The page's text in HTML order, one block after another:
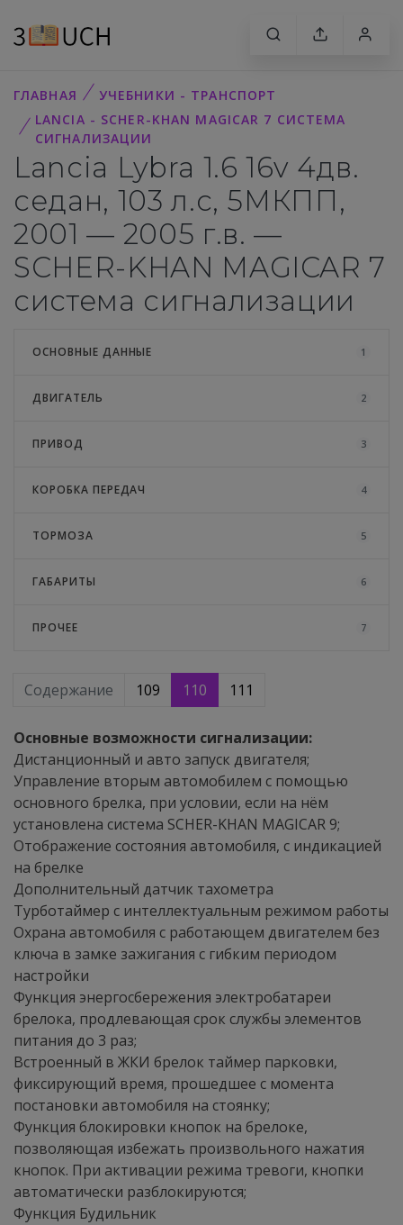
ГЛАВНАЯ
УЧЕБНИКИ - ТРАНСПОРТ
LANCIA - SCHER-KHAN MAGICAR 7 СИСТЕМА
СИГНАЛИЗАЦИИ
Lancia Lybra 1.6 16v 4дв.
седан, 103 л.с, 5МКПП,
2001 — 2005 г.в. —
SCHER-KHAN MAGICAR 7
система сигнализации
ОСНОВНЫЕ ДАННЫЕ 1
ДВИГАТЕЛЬ 2
ПРИВОД 3
КОРОБКА ПЕРЕДАЧ 4
ТОРМОЗА 5
ГАБАРИТЫ 6
ПРОЧЕЕ 7
Содержание 109 110 111
Основные возможности сигнализации:
Дистанционный и авто запуск двигателя;
Управление вторым автомобилем с помощью
основного брелка, при условии, если на нём
установлена система SCHER-KHAN MAGICAR 9;
Отображение состояния автомобиля, с индикацией
на брелке
Дополнительный датчик тахометра
Турботаймер с интеллектуальным режимом работы
Охрана автомобиля с работающем двигателем без
ключа в замке зажигания с гибким периодом
настройки
Функция энергосбережения электробатареи
брелока, продлевающая срок службы элементов
питания до 3 раз;
Встроенный в ЖКИ брелок таймер парковки,
фиксирующий время, прошедшее с момента
постановки автомобиля на стоянку;
Функция блокировки кнопок на брелоке,
позволяющая избежать произвольного нажатия
кнопок. При активации режима тревоги, кнопки
автоматически разблокируются;
Функция Будильник